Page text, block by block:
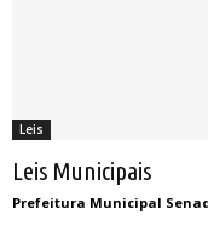
Leis
Leis Municipais
Prefeitura Municipal